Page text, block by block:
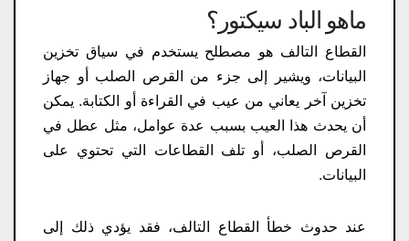
ماهو الباد سيكتور؟
القطاع التالف هو مصطلح يستخدم في سياق تخزين
البيانات، ويشير إلى جزء من القرص الصلب أو جهاز
تخزين آخر يعاني من عيب في القراءة أو الكتابة. يمكن
أن يحدث هذا العيب بسبب عدة عوامل، مثل عطل في
القرص الصلب، أو تلف القطاعات التي تحتوي على
البيانات.
عند حدوث خطأ القطاع التالف، فقد يؤدي ذلك إلى